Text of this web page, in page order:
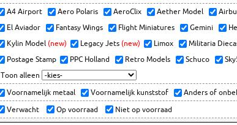
A4 Airport Aero Polaris AeroClix Aether Model
El Aviador
Fantasy Wings Flight Miniatures Gemini
Kylin Model (new) Legacy Jets (new) Limox Militaria
Postage Stamp
PPC Holland Retro Models Schuco
Toon alleen
Voornamelijk metaal Voornamelijk kunststof Anders of
Verwacht Op voorraad Niet op voorraad